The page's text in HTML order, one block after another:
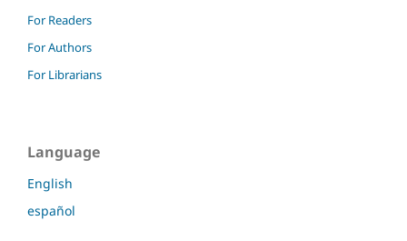
For Readers
For Authors
For Librarians
Language
English
español